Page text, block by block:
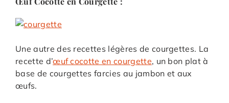
Une autre des recettes légères de courgettes. La
recette d’œuf cocotte en courgette, un bon plat à
base de courgettes farcies au jambon et aux
œufs.